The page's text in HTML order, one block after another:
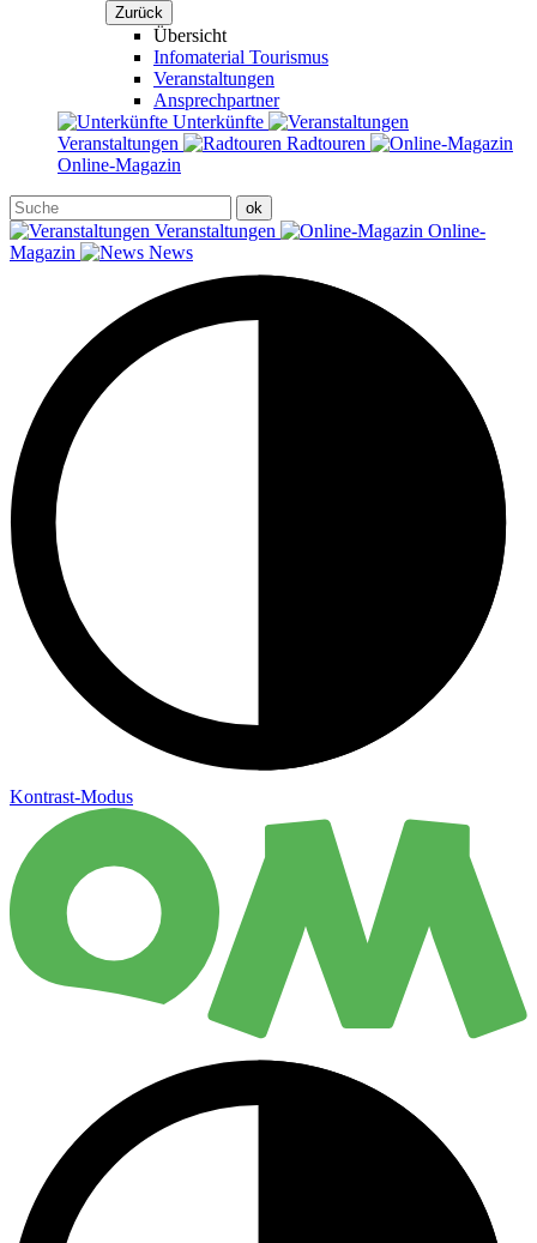
Zurück
Übersicht
Infomaterial Tourismus
Veranstaltungen
Ansprechpartner
Unterkünfte
Veranstaltungen
Radtouren
Online-Magazin
Veranstaltungen
Online-
Magazin
News
Kontrast-Modus